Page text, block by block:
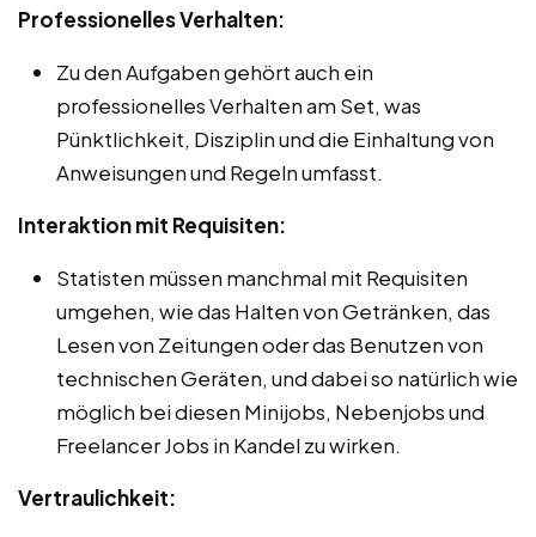
Professionelles Verhalten:
Zu den Aufgaben gehört auch ein
professionelles Verhalten am Set, was
Pünktlichkeit, Disziplin und die Einhaltung von
Anweisungen und Regeln umfasst.
Interaktion mit Requisiten:
Statisten müssen manchmal mit Requisiten
umgehen, wie das Halten von Getränken, das
Lesen von Zeitungen oder das Benutzen von
technischen Geräten, und dabei so natürlich wie
möglich bei diesen Minijobs, Nebenjobs und
Freelancer Jobs in Kandel zu wirken.
Vertraulichkeit: